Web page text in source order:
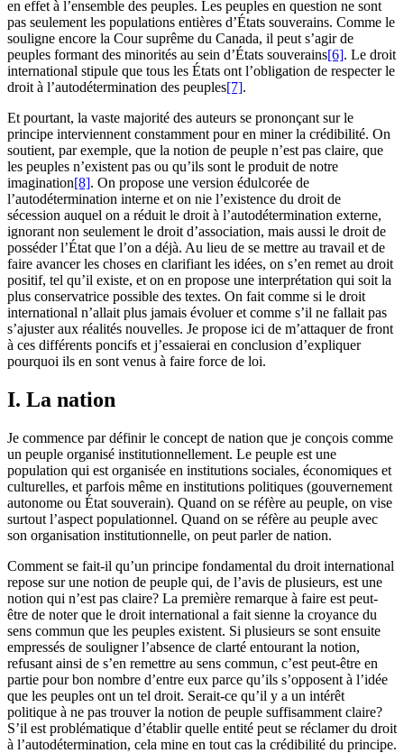
en effet à l’ensemble des peuples. Les peuples en question ne sont
pas seulement les populations entières d’États souverains. Comme le
souligne encore la Cour suprême du Canada, il peut s’agir de
peuples formant des minorités au sein d’États souverains[6]. Le droit
international stipule que tous les États ont l’obligation de respecter le
droit à l’autodétermination des peuples[7].
Et pourtant, la vaste majorité des auteurs se prononçant sur le
principe interviennent constamment pour en miner la crédibilité. On
soutient, par exemple, que la notion de peuple n’est pas claire, que
les peuples n’existent pas ou qu’ils sont le produit de notre
imagination[8]. On propose une version édulcorée de
l’autodétermination interne et on nie l’existence du droit de
sécession auquel on a réduit le droit à l’autodétermination externe,
ignorant non seulement le droit d’association, mais aussi le droit de
posséder l’État que l’on a déjà. Au lieu de se mettre au travail et de
faire avancer les choses en clarifiant les idées, on s’en remet au droit
positif, tel qu’il existe, et on en propose une interprétation qui soit la
plus conservatrice possible des textes. On fait comme si le droit
international n’allait plus jamais évoluer et comme s’il ne fallait pas
s’ajuster aux réalités nouvelles. Je propose ici de m’attaquer de front
à ces différents poncifs et j’essaierai en conclusion d’expliquer
pourquoi ils en sont venus à faire force de loi.
I. La nation
Je commence par définir le concept de nation que je conçois comme
un peuple organisé institutionnellement. Le peuple est une
population qui est organisée en institutions sociales, économiques et
culturelles, et parfois même en institutions politiques (gouvernement
autonome ou État souverain). Quand on se réfère au peuple, on vise
surtout l’aspect populationnel. Quand on se réfère au peuple avec
son organisation institutionnelle, on peut parler de nation.
Comment se fait-il qu’un principe fondamental du droit international
repose sur une notion de peuple qui, de l’avis de plusieurs, est une
notion qui n’est pas claire? La première remarque à faire est peut-
être de noter que le droit international a fait sienne la croyance du
sens commun que les peuples existent. Si plusieurs se sont ensuite
empressés de souligner l’absence de clarté entourant la notion,
refusant ainsi de s’en remettre au sens commun, c’est peut-être en
partie pour bon nombre d’entre eux parce qu’ils s’opposent à l’idée
que les peuples ont un tel droit. Serait-ce qu’il y a un intérêt
politique à ne pas trouver la notion de peuple suffisamment claire?
S’il est problématique d’établir quelle entité peut se réclamer du droit
à l’autodétermination, cela mine en tout cas la crédibilité du principe.